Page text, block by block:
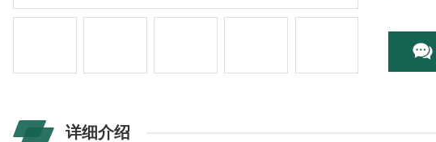
详细介绍